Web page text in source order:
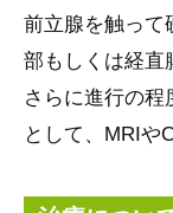
前立腺を触って
部もしくは経直
さらに進行の
として、MRIや